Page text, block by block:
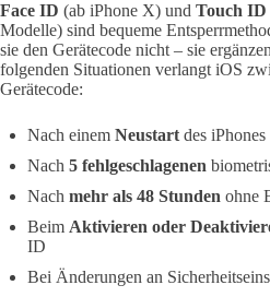
Face ID (ab iPhone X) und Touch ID
Modelle) sind bequeme
sie den Gerätecode nicht – sie
folgenden Situationen verlangt iOS
Gerätecode:
Nach einem Neustart des iPhones
Nach 5 fehlgeschlagenen
Nach mehr als 48 Stunden ohne
Beim Aktivieren oder
ID
Bei Änderungen an